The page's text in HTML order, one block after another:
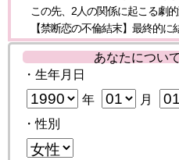
この先、2人の関係に起こる劇
【禁断恋の不倫結末】最終的
あなたについ
・生年月日
年 月
・性別